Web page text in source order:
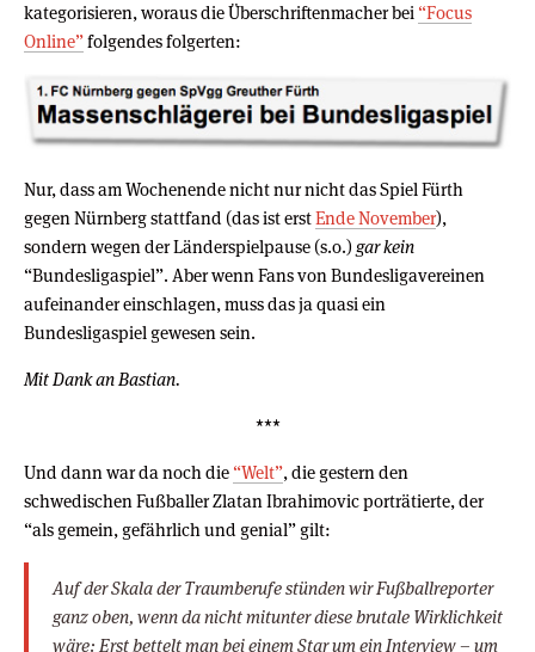
kategorisieren, woraus die Überschriftenmacher bei “Focus
Online”folgendes folgerten:
Nur, dass am Wochenende nicht nur nicht das Spiel Fürth
gegen Nürnberg stattfand (das ist erstEnde November),
sondern wegen der Länderspielpause (s.o.) gar kein
“Bundesligaspiel”. Aber wenn Fans von Bundesligavereinen
aufeinander einschlagen, muss das ja quasi ein
Bundesligaspiel gewesen sein.
Mit Dank an Bastian.
***
Und dann war da noch die “Welt”, die gestern den
schwedischen Fußballer Zlatan Ibrahimovic porträtierte, der
“als gemein, gefährlich und genial” gilt:
Auf der Skala der Traumberufe stünden wir Fußballreporter
ganz oben, wenn da nicht mitunter diese brutale Wirklichkeit
wäre: Erst bettelt man bei einem Star um ein Interview – um